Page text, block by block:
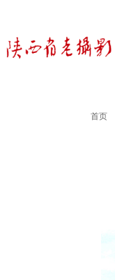
首页